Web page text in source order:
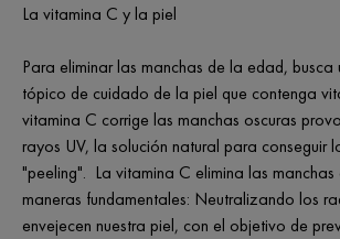
La vitamina C y la piel
Para eliminar las manchas de la edad, busca
tópico de cuidado de la piel que contenga
vitamina C corrige las manchas oscuras
rayos UV, la solución natural para conseguir
"peeling". La vitamina C elimina las manchas
maneras fundamentales: Neutralizando los
envejecen nuestra piel, con el objetivo de